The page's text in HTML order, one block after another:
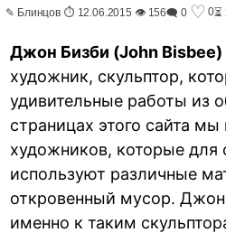
✎ Блинцов ⏱ 12.06.2015 👁 156🗨 0 ♡ 0
Джон Бизби (John Bisbee)
художник, скульптор,
удивительные работы из
страницах этого сайта мы
художников, которые для
используют различные
откровенный мусор. Джон
именно к таким